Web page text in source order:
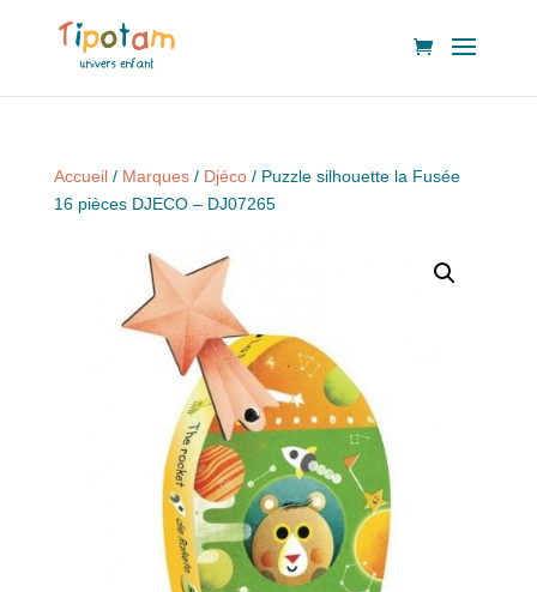
Accueil/ Marques/ Djéco/ Puzzle silhouette la Fusée
16 pièces DJECO – DJ07265